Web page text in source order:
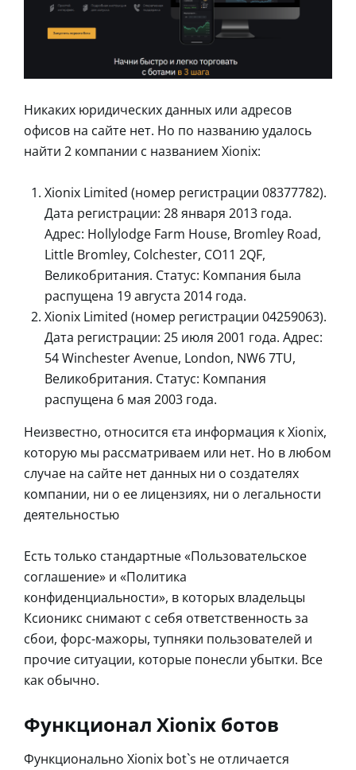
Никаких юридических данных или адресов
офисов на сайте нет. Но по названию удалось
найти 2 компании с названием Xionix:
Xionix Limited (номер регистрации 08377782).
Дата регистрации: 28 января 2013 года.
Адрес: Hollylodge Farm House, Bromley Road,
Little Bromley, Colchester, CO11 2QF,
Великобритания. Статус: Компания была
распущена 19 августа 2014 года.
Xionix Limited (номер регистрации 04259063).
Дата регистрации: 25 июля 2001 года. Адрес:
54 Winchester Avenue, London, NW6 7TU,
Великобритания. Статус: Компания
распущена 6 мая 2003 года.
Неизвестно, относится єта информация к Xionix,
которую мы рассматриваем или нет. Но в любом
случае на сайте нет данных ни о создателях
компании, ни о ее лицензиях, ни о легальности
деятельностью
Есть только стандартные «Пользовательское
соглашение» и «Политика
конфиденциальности», в которых владельцы
Ксионикс снимают с себя ответственность за
сбои, форс-мажоры, тупняки пользователей и
прочие ситуации, которые понесли убытки. Все
как обычно.
Функционал Xionix ботов
Функционально Xionix bot`s не отличается